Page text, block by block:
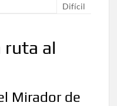
Difícil
ruta al
Mirador de